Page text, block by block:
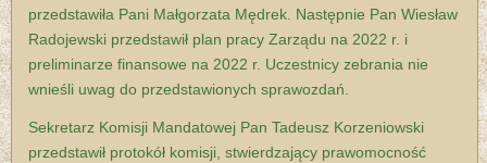
przedstawiła Pani Małgorzata Mędrek. Następnie Pan Wiesław
Radojewski przedstawił plan pracy Zarządu na 2022 r. i
preliminarze finansowe na 2022 r. Uczestnicy zebrania nie
wnieśli uwag do przedstawionych sprawozdań.
Sekretarz Komisji Mandatowej Pan Tadeusz Korzeniowski
przedstawił protokół komisji, stwierdzający prawomocność